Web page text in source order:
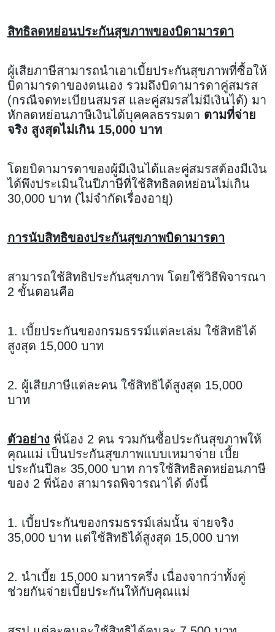
สิทธิลดหย่อนประกันสุขภาพของบิดามารดา
ผู้เสียภาษีสามารถนำเอาเบี้ยประกันสุขภาพที่ซื้อให้
บิดามารดาของตนเอง รวมถึงบิดามารดาคู่สมรส
(กรณีจดทะเบียนสมรส และคู่สมรสไม่มีเงินได้) มา
หักลดหย่อนภาษีเงินได้บุคคลธรรมดา ตามที่จ่าย
จริง สูงสุดไม่เกิน 15,000 บาท
โดยบิดามารดาของผู้มีเงินได้และคู่สมรสต้องมีเงิน
ได้พึงประเมินในปีภาษีที่ใช้สิทธิลดหย่อนไม่เกิน
30,000 บาท (ไม่จำกัดเรื่องอายุ)
การนับสิทธิของประกันสุขภาพบิดามารดา
สามารถใช้สิทธิประกันสุขภาพ โดยใช้วิธีพิจารณา
2 ขั้นตอนคือ
1. เบี้ยประกันของกรมธรรม์แต่ละเล่ม ใช้สิทธิได้
สูงสุด 15,000 บาท
2. ผู้เสียภาษีแต่ละคน ใช้สิทธิได้สูงสุด 15,000
บาท
ตัวอย่าง พี่น้อง 2 คน รวมกันซื้อประกันสุขภาพให้
คุณแม่ เป็นประกันสุขภาพแบบเหมาจ่าย เบี้ย
ประกันปีละ 35,000 บาท การใช้สิทธิลดหย่อนภาษี
ของ 2 พี่น้อง สามารถพิจารณาได้ ดังนี้
1. เบี้ยประกันของกรมธรรม์เล่มนั้น จ่ายจริง
35,000 บาท แต่ใช้สิทธิได้สูงสุด 15,000 บาท
2. นำเบี้ย 15,000 มาหารครึ่ง เนื่องจากว่าทั้งคู่
ช่วยกันจ่ายเบี้ยประกันให้กับคุณแม่